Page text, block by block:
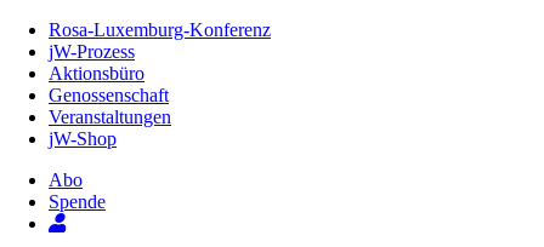
Inhalt
Seite
Rosa-Luxemburg-Konferenz
jW-Prozess
Aktionsbüro
Genossenschaft
Veranstaltungen
jW-Shop
Abo
Spende